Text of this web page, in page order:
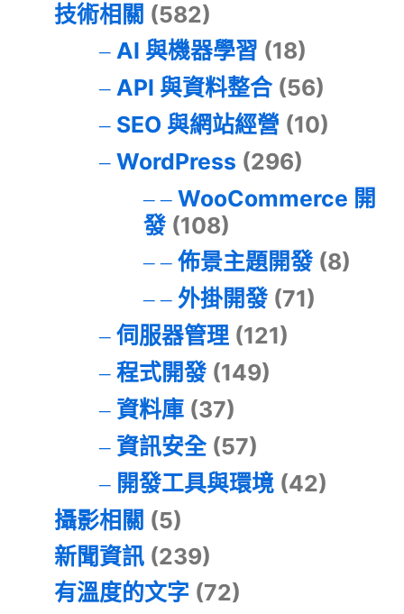
技術相關 (582)
AI 與機器學習 (18)
API 與資料整合(56)
SEO 與網站經營 (10)
WordPress (296)
WooCommerce 開
發(108)
佈景主題開發(8)
外掛開發(71)
伺服器管理(121)
程式開發(149)
資料庫(37)
資訊安全(57)
開發工具與環境(42)
攝影相關 (5)
新聞資訊 (239)
有溫度的文字 (72)